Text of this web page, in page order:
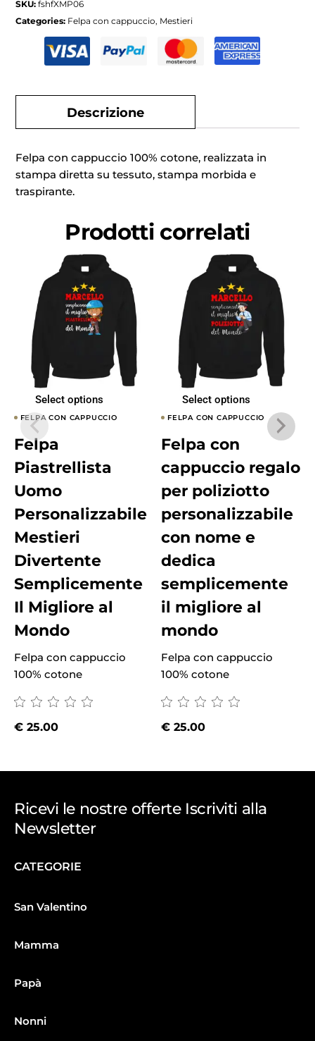
SKU:fshfXMP06
Categories: Felpa con cappuccio, Mestieri
Descrizione
Felpa con cappuccio 100% cotone, realizzata in
stampa diretta su tessuto, stampa morbida e
traspirante.
Prodotti correlati
Select options
FELPA CON CAPPUCCIO
Felpa
Piastrellista
Uomo
Personalizzabile
Mestieri
Divertente
Semplicemente
Il Migliore al
Mondo
Felpa con cappuccio
100% cotone
€25.00
Select options
FELPA CON CAPPUCCIO
Felpa con
cappuccio regalo
per poliziotto
personalizzabile
con nome e
dedica
semplicemente
il migliore al
mondo
Felpa con cappuccio
100% cotone
€ 25.00
Ricevi le nostre offerte Iscriviti alla
Newsletter
CATEGORIE
San Valentino
Mamma
Papà
Nonni